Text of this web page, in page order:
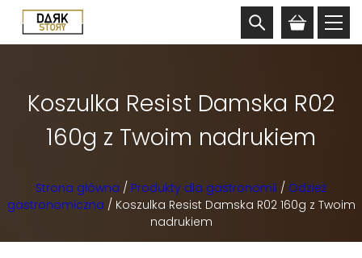
Koszulka Resist Damska R02
160g z Twoim nadrukiem
Strona główna / Produkty dla gastronomii / Odzież
gastronomiczna / Koszulka Resist Damska R02 160g z Twoim
nadrukiem